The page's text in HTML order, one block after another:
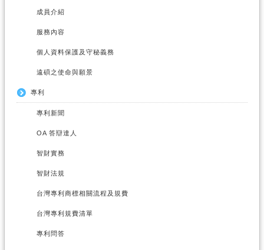
成員介紹
服務內容
個人資料保護及守秘義務
遠碩之使命與願景
專利
專利新聞
OA 答辯達人
智財實務
智財法規
台灣專利商標相關流程及規費
台灣專利規費清單
專利問答